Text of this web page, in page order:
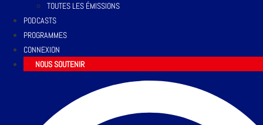
TOUTES LES ÉMISSIONS
PODCASTS
PROGRAMMES
CONNEXION
NOUS SOUTENIR